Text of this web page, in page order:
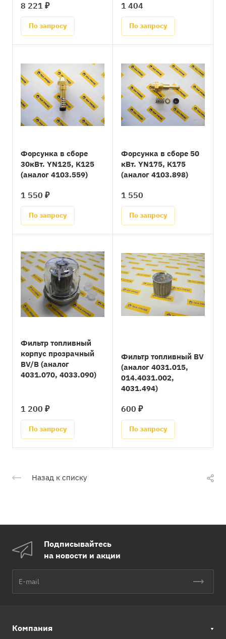
8 221 ₽
По запросу
1 404
По запросу
Форсунка в сборе
30кВт. YN125, K125
(аналог 4103.559)
1 550 ₽
По запросу
Форсунка в сборе 50
кВт. YN175, K175
(аналог 4103.898)
1 550
По запросу
Фильтр топливный
корпус прозрачный
BV/B (аналог
4031.070, 4033.090)
1 200 ₽
По запросу
Фильтр топливный BV
(аналог 4031.015,
014.4031.002,
4031.494)
600 ₽
По запросу
Назад к списку
Подписывайтесь
на новости и акции
Компания